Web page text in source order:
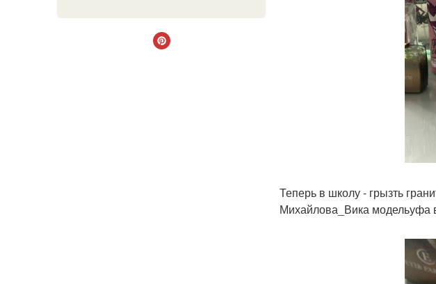
Теперь в школу - грызть
Михайлова_Вика модельуфа